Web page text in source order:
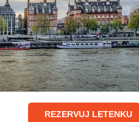
REZERVUJ LETENKU